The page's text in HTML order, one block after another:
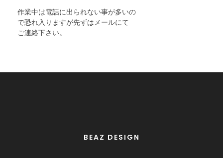
作業中は電話に出られない事が多いの
で恐れ入りますが先ずはメールにて
ご連絡下さい。
BEAZ DESIGN